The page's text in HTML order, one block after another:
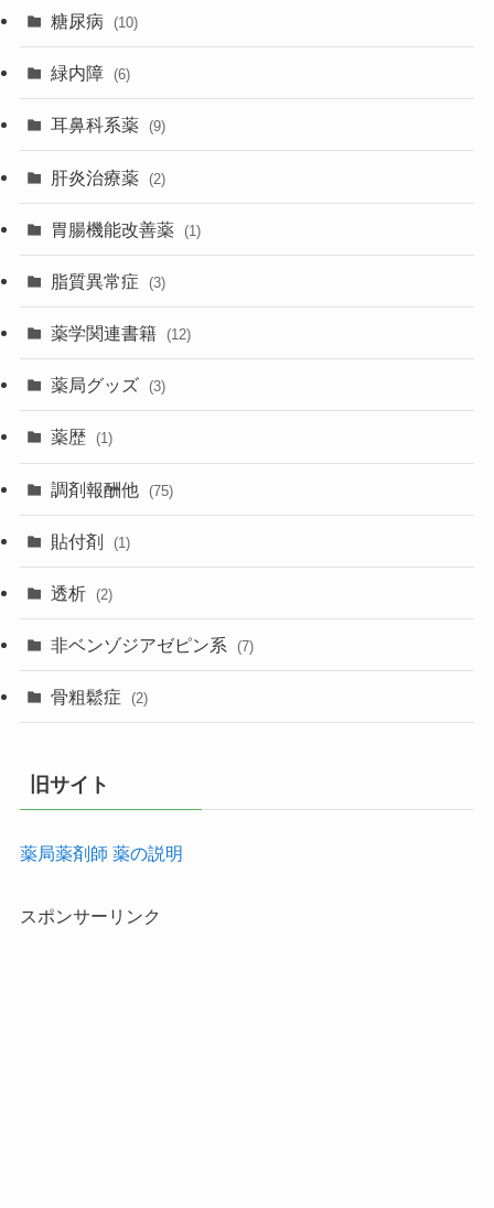
糖尿病 (10)
緑内障 (6)
耳鼻科系薬 (9)
肝炎治療薬 (2)
胃腸機能改善薬 (1)
脂質異常症 (3)
薬学関連書籍 (12)
薬局グッズ (3)
薬歴 (1)
調剤報酬他 (75)
貼付剤 (1)
透析 (2)
非ベンゾジアゼピン系 (7)
骨粗鬆症 (2)
旧サイト
薬局薬剤師 薬の説明
スポンサーリンク